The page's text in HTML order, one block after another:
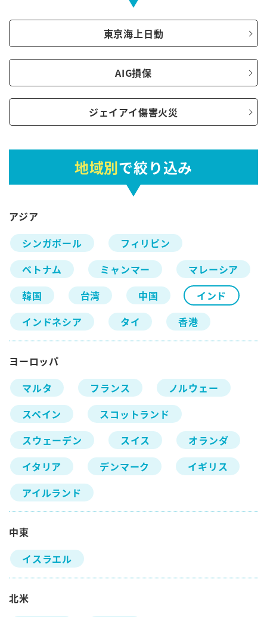
東京海上日動
AIG損保
ジェイアイ傷害火災
地域別で絞り込み
アジア
シンガポール
フィリピン
ベトナム
ミャンマー
マレーシア
韓国
台湾 中国
インド
インドネシア
タイ 香港
ヨーロッパ
マルタ
フランス
ノルウェー
スペイン
スコットランド
スウェーデン
スイス
オランダ
イタリア
デンマーク
イギリス
アイルランド
中東
イスラエル
北米